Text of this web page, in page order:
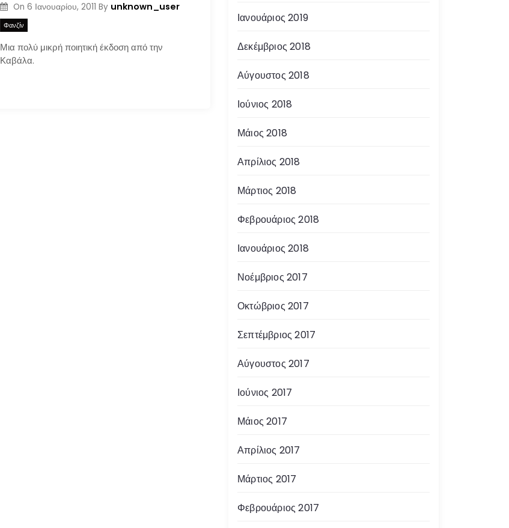
On 6 Ιανουαρίου, 2011 By unknown_user
Φανζίν
Μια πολύ μικρή ποιητική έκδοση από την
Καβάλα.
Ιανουάριος 2019
Δεκέμβριος 2018
Αύγουστος 2018
Ιούνιος 2018
Μάιος 2018
Απρίλιος 2018
Μάρτιος 2018
Φεβρουάριος 2018
Ιανουάριος 2018
Νοέμβριος 2017
Οκτώβριος 2017
Σεπτέμβριος 2017
Αύγουστος 2017
Ιούνιος 2017
Μάιος 2017
Απρίλιος 2017
Μάρτιος 2017
Φεβρουάριος 2017